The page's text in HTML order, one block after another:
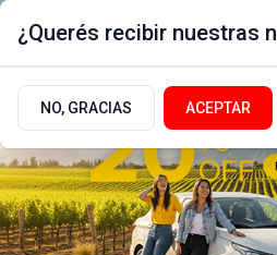
¿Querés recibir nuestras
NO, GRACIAS ACEPTAR